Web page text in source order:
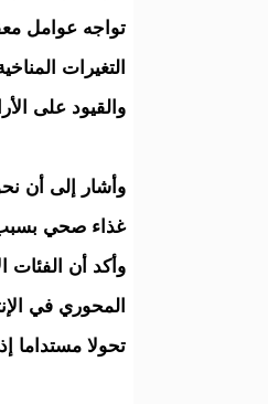
تواجه عوامل
التغيرات
والقيود على
غذاء صحي بسبب
وأكد أن الفئات
المحوري في
تحولا مستداما